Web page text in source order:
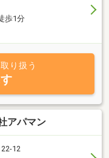
歩1分
り扱う
アパマン
12